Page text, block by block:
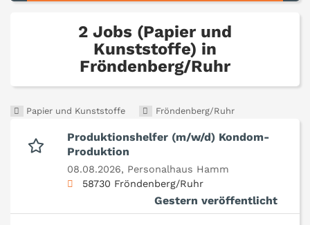
2 Jobs (Papier und
Kunststoffe) in
Fröndenberg/Ruhr
Papier und Kunststoffe Fröndenberg/Ruhr
Produktionshelfer (m/w/d) Kondom-
Produktion
08.08.2026, Personalhaus Hamm
58730 Fröndenberg/Ruhr
Gestern veröffentlicht